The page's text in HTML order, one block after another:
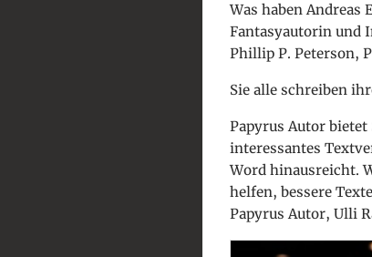
Was haben Andreas
Fantasyautorin und
Phillip P. Peterson,
Sie alle schreiben
Papyrus Autor
interessantes
Word hinausreicht.
helfen, bessere
Papyrus Autor, Ulli